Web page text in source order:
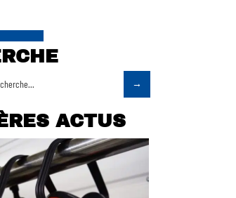
ACTUS